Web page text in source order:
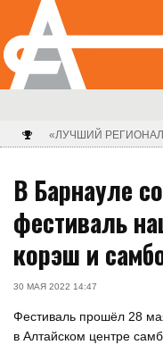
«ЛУЧШИЙ
В Барнауле
фестиваль
корэш и
30 МАЯ 2022 14:47
Фестиваль прошёл 28
в Алтайском центре